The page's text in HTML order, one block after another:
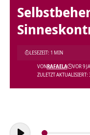
ZULETZT
VONRAFAELA VOR 9
LESEZEIT: 1 MIN
Audio-